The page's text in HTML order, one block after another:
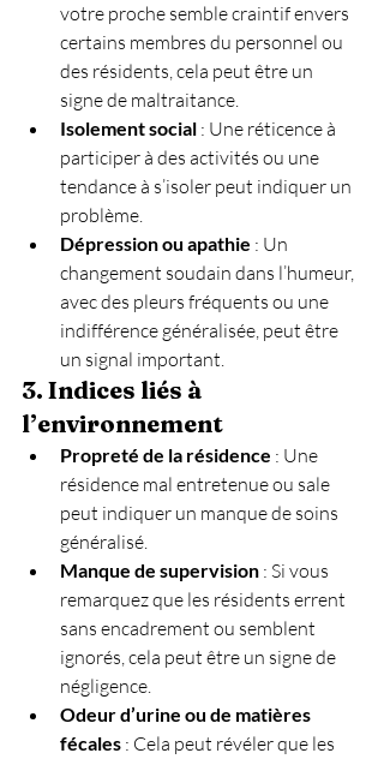
votre proche semble craintif envers
certains membres du personnel ou
des résidents, cela peut être un
signe de maltraitance.
Isolement social : Une réticence à
participer à des activités ou une
tendance à s’isoler peut indiquer un
problème.
Dépression ou apathie : Un
changement soudain dans l’humeur,
avec des pleurs fréquents ou une
indifférence généralisée, peut être
un signal important.
3. Indices liés à
l’environnement
Propreté de la résidence : Une
résidence mal entretenue ou sale
peut indiquer un manque de soins
généralisé.
Manque de supervision : Si vous
remarquez que les résidents errent
sans encadrement ou semblent
ignorés, cela peut être un signe de
négligence.
Odeur d’urine ou de matières
fécales : Cela peut révéler que les